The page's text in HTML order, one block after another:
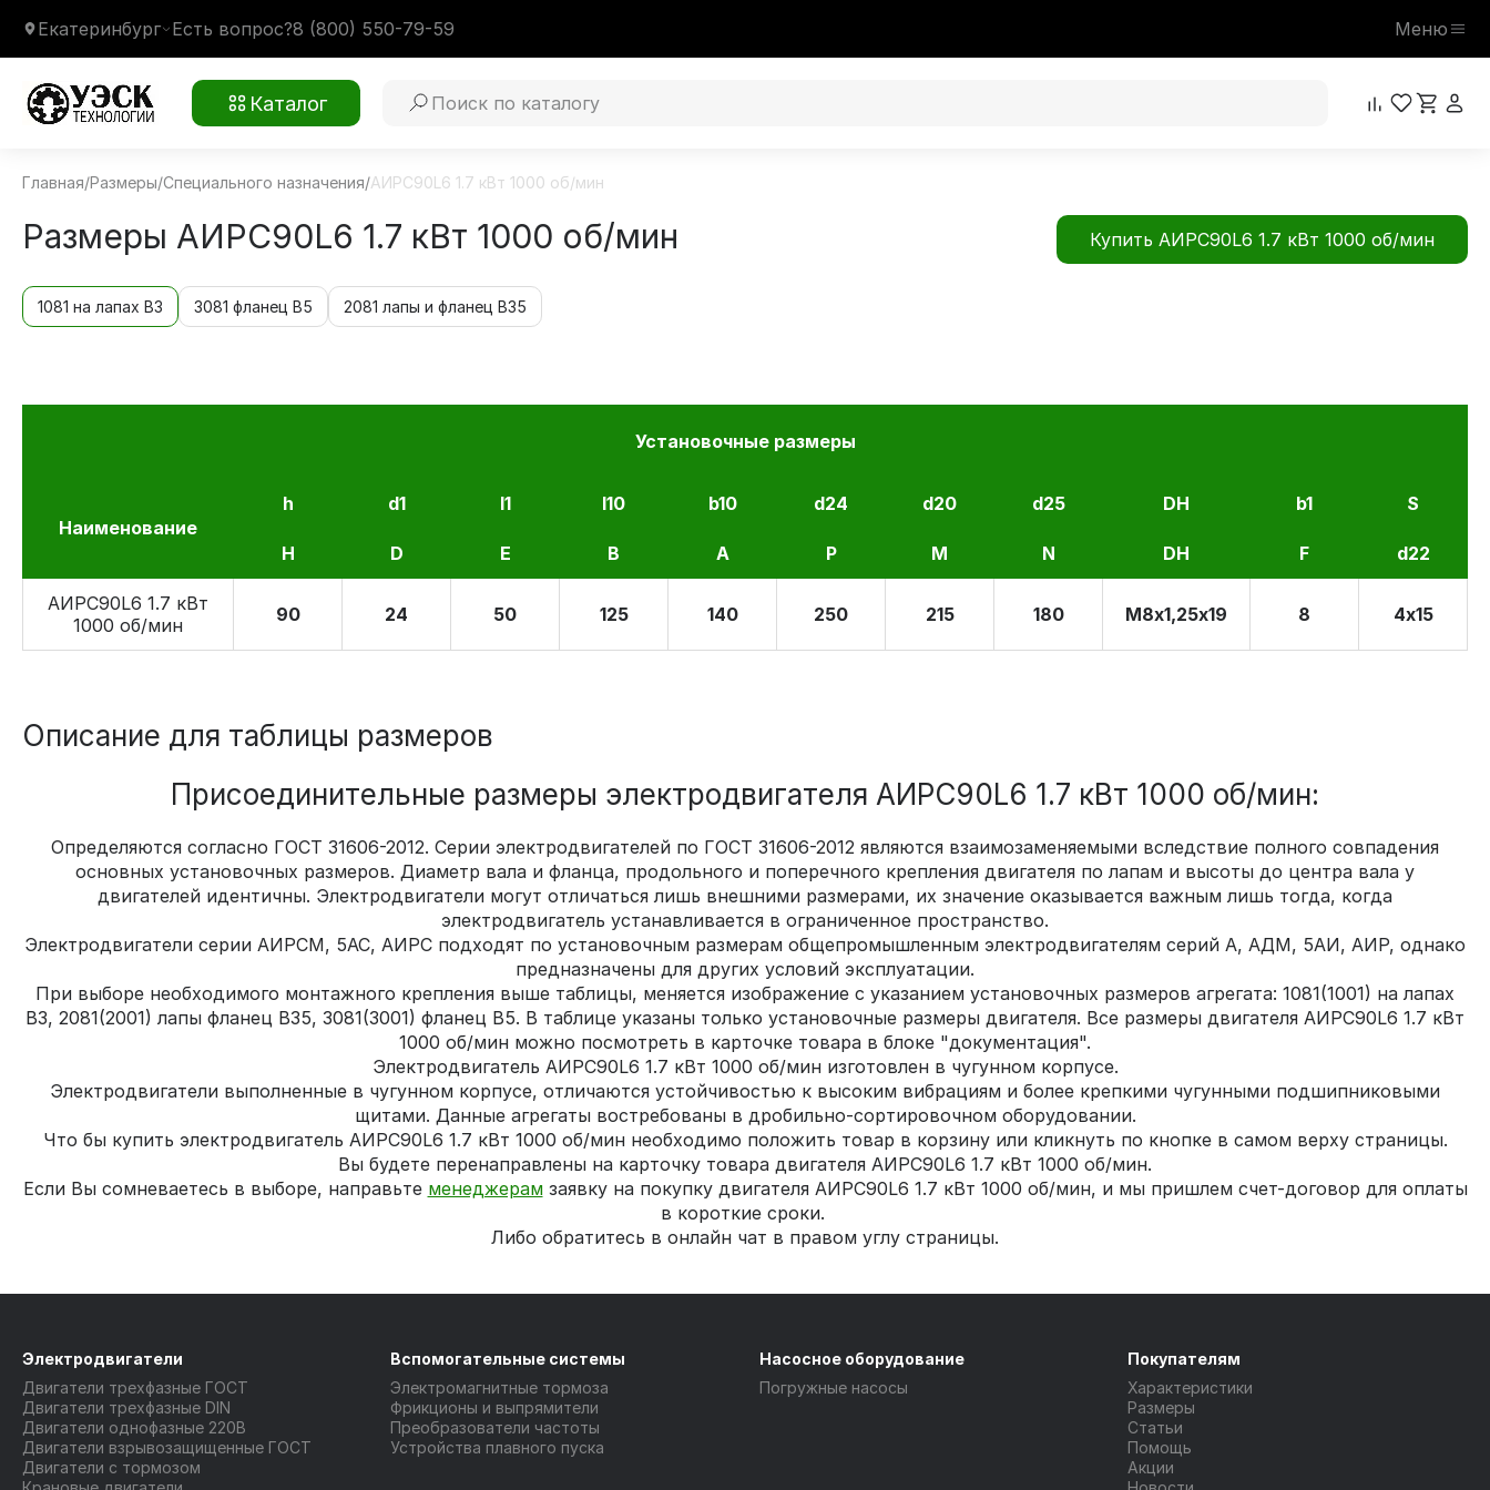
Екатеринбург Есть вопрос?8 (800) 550-79-59 Меню
Каталог
Главная/Размеры/Специального назначения/АИРС90L6 1.7 кВт 1000 об/мин
Размеры АИРС90L6 1.7 кВт 1000 об/мин Купить АИРС90L6 1.7 кВт 1000 об/мин
1081 на лапах В3 3081 фланец В5 2081 лапы и фланец В35
Установочные размеры
Наименование
h d1 l1 l10 b10 d24 d20 d25 DH b1 S
H D E B A P M N DH F d22
АИРС90L6 1.7 кВт
1000 об/мин
90 24 50 125 140 250 215 180 М8х1,25х19 8 4х15
Описание для таблицы размеров
Присоединительные размеры электродвигателя АИРС90L6 1.7 кВт 1000 об/мин:
Определяются согласно ГОСТ 31606-2012. Серии электродвигателей по ГОСТ 31606-2012 являются взаимозаменяемыми вследствие полного совпадения
основных установочных размеров. Диаметр вала и фланца, продольного и поперечного крепления двигателя по лапам и высоты до центра вала у
двигателей идентичны. Электродвигатели могут отличаться лишь внешними размерами, их значение оказывается важным лишь тогда, когда
электродвигатель устанавливается в ограниченное пространство.
Электродвигатели серии АИРСМ, 5АС, АИРС подходят по установочным размерам общепромышленным электродвигателям серий А, АДМ, 5АИ, АИР, однако
предназначены для других условий эксплуатации.
При выборе необходимого монтажного крепления выше таблицы, меняется изображение с указанием установочных размеров агрегата: 1081(1001) на лапах
В3, 2081(2001) лапы фланец В35, 3081(3001) фланец В5. В таблице указаны только установочные размеры двигателя. Все размеры двигателя АИРС90L6 1.7 кВт
1000 об/мин можно посмотреть в карточке товара в блоке "документация".
Электродвигатель АИРС90L6 1.7 кВт 1000 об/мин изготовлен в чугунном корпусе.
Электродвигатели выполненные в чугунном корпусе, отличаются устойчивостью к высоким вибрациям и более крепкими чугунными подшипниковыми
щитами. Данные агрегаты востребованы в дробильно-сортировочном оборудовании.
Что бы купить электродвигатель АИРС90L6 1.7 кВт 1000 об/мин необходимо положить товар в корзину или кликнуть по кнопке в самом верху страницы.
Вы будете перенаправлены на карточку товара двигателя АИРС90L6 1.7 кВт 1000 об/мин.
Если Вы сомневаетесь в выборе, направьте менеджерамзаявку на покупку двигателя АИРС90L6 1.7 кВт 1000 об/мин, и мы пришлем счет-договор для оплаты
в короткие сроки.
Либо обратитесь в онлайн чат в правом углу страницы.
Электродвигатели
Двигатели трехфазные ГОСТ
Двигатели трехфазные DIN
Двигатели однофазные 220В
Двигатели взрывозащищенные ГОСТ
Двигатели с тормозом
Вспомогательные системы
Электромагнитные тормоза
Фрикционы и выпрямители
Преобразователи частоты
Устройства плавного пуска
Насосное оборудование
Погружные насосы
Покупателям
Характеристики
Размеры
Статьи
Помощь
Акции